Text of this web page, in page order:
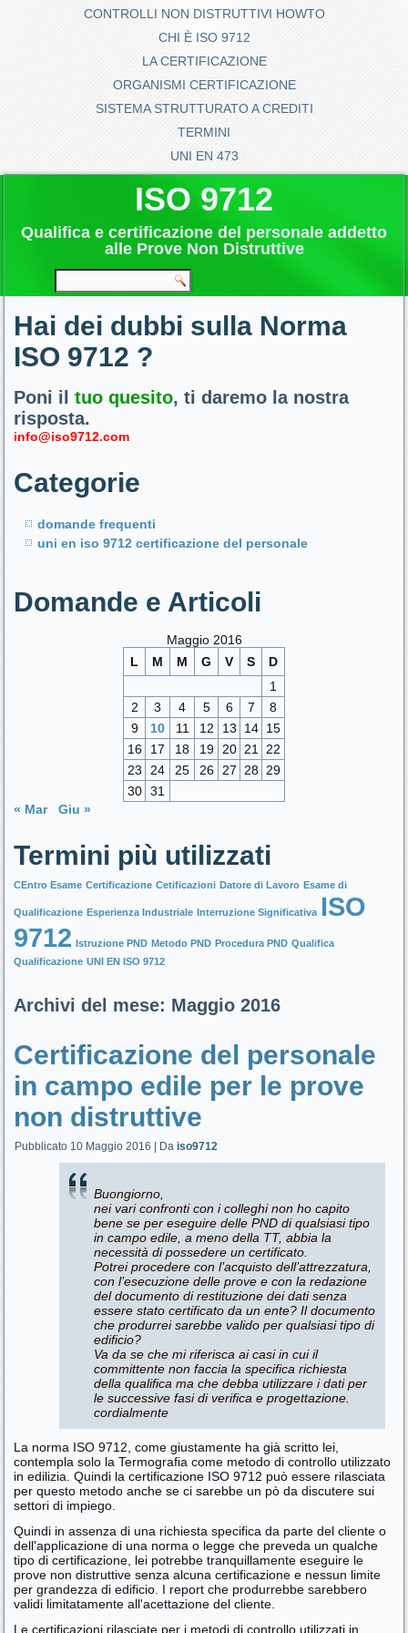
CONTROLLI NON DISTRUTTIVI HOWTO
CHI È ISO 9712
LA CERTIFICAZIONE
ORGANISMI CERTIFICAZIONE
SISTEMA STRUTTURATO A CREDITI
TERMINI
UNI EN 473
ISO 9712
Qualifica e certificazione del personale addetto
alle Prove Non Distruttive
Hai dei dubbi sulla Norma
ISO 9712 ?
Poni iltuo quesito, ti daremo la nostra
risposta.
info@iso9712.com
Categorie
domande frequenti
uni en iso 9712 certificazione del personale
Domande e Articoli
Maggio 2016
L
M M G V S
D
1
2
3 4 5 6 7
8
9
10 11 12 13 14 15
16
17 18 19 20 21 22
23
24 25 26 27 28 29
30 31
« Mar
Giu »
Termini più utilizzati
CEntro Esame Certificazione Cetificazioni Datore di Lavoro Esame di
Qualificazione Esperienza Industriale Interruzione Significativa ISO
9712
Istruzione PND Metodo PND Procedura PND Qualifica
Qualificazione UNI EN ISO 9712
Archivi del mese: Maggio 2016
Certificazione del personale
in campo edile per le prove
non distruttive
Pubblicato 10 Maggio 2016 Da iso9712
Buongiorno,
nei vari confronti con i colleghi non ho capito
bene se per eseguire delle PND di qualsiasi tipo
in campo edile, a meno della TT, abbia la
necessità di possedere un certificato.
Potrei procedere con l’acquisto dell’attrezzatura,
con l’esecuzione delle prove e con la redazione
del documento di restituzione dei dati senza
essere stato certificato da un ente? Il documento
che produrrei sarebbe valido per qualsiasi tipo di
edificio?
Va da se che mi riferisca ai casi in cui il
committente non faccia la specifica richiesta
della qualifica ma che debba utilizzare i dati per
le successive fasi di verifica e progettazione.
cordialmente
La norma ISO 9712, come giustamente ha già scritto lei,
contempla solo la Termografia come metodo di controllo utilizzato
in edilizia. Quindi la certificazione ISO 9712 può essere rilasciata
per questo metodo anche se ci sarebbe un pò da discutere sui
settori di impiego.
Quindi in assenza di una richiesta specifica da parte del cliente o
dell'applicazione di una norma o legge che preveda un qualche
tipo di certificazione, lei potrebbe tranquillamente eseguire le
prove non distruttive senza alcuna certificazione e nessun limite
per grandezza di edificio. I report che produrrebbe sarebbero
validi limitatamente all'acettazione del cliente.
Le certificazioni rilasciate per i metodi di controllo utilizzati in